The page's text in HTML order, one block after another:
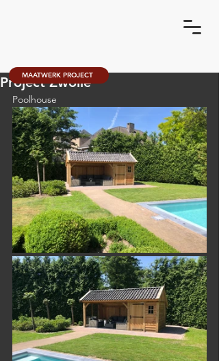
Project Zwolle
Poolhouse
MAATWERK PROJECT